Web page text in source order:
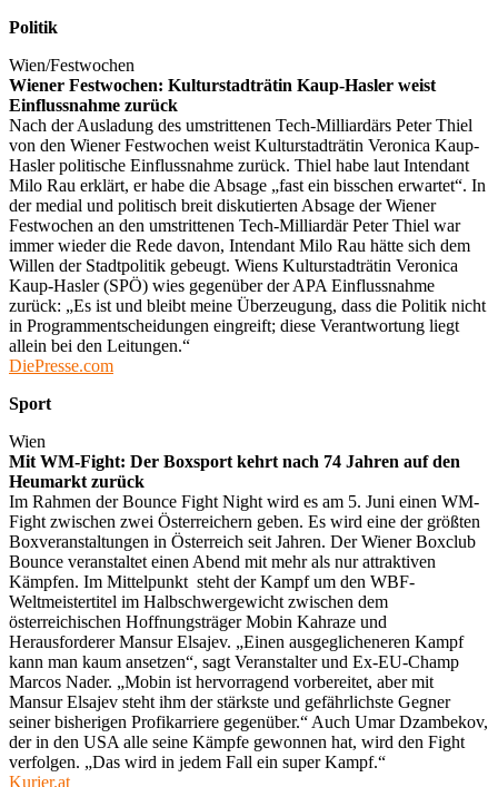
Politik
Wien/Festwochen
Wiener Festwochen: Kulturstadträtin Kaup-Hasler weist
Einflussnahme zurück
Nach der Ausladung des umstrittenen Tech-Milliardärs Peter Thiel
von den Wiener Festwochen weist Kulturstadträtin Veronica Kaup-
Hasler politische Einflussnahme zurück. Thiel habe laut Intendant
Milo Rau erklärt, er habe die Absage „fast ein bisschen erwartet“. In
der medial und politisch breit diskutierten Absage der Wiener
Festwochen an den umstrittenen Tech-Milliardär Peter Thiel war
immer wieder die Rede davon, Intendant Milo Rau hätte sich dem
Willen der Stadtpolitik gebeugt. Wiens Kulturstadträtin Veronica
Kaup-Hasler (SPÖ) wies gegenüber der APA Einflussnahme
zurück: „Es ist und bleibt meine Überzeugung, dass die Politik nicht
in Programmentscheidungen eingreift; diese Verantwortung liegt
allein bei den Leitungen.“
DiePresse.com
Sport
Wien
Mit WM-Fight: Der Boxsport kehrt nach 74 Jahren auf den
Heumarkt zurück
Im Rahmen der Bounce Fight Night wird es am 5. Juni einen WM-
Fight zwischen zwei Österreichern geben. Es wird eine der größten
Boxveranstaltungen in Österreich seit Jahren. Der Wiener Boxclub
Bounce veranstaltet einen Abend mit mehr als nur attraktiven
Kämpfen. Im Mittelpunkt steht der Kampf um den WBF-
Weltmeistertitel im Halbschwergewicht zwischen dem
österreichischen Hoffnungsträger Mobin Kahraze und
Herausforderer Mansur Elsajev. „Einen ausgeglicheneren Kampf
kann man kaum ansetzen“, sagt Veranstalter und Ex-EU-Champ
Marcos Nader. „Mobin ist hervorragend vorbereitet, aber mit
Mansur Elsajev steht ihm der stärkste und gefährlichste Gegner
seiner bisherigen Profikarriere gegenüber.“ Auch Umar Dzambekov,
der in den USA alle seine Kämpfe gewonnen hat, wird den Fight
verfolgen. „Das wird in jedem Fall ein super Kampf.“
Kurier.at